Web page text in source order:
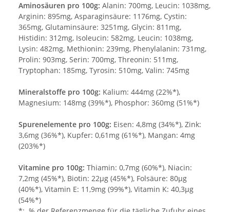
Aminosäuren pro 100g: Alanin: 700mg, Leucin: 1038mg,
Arginin: 895mg, Asparaginsäure: 1176mg, Cystin:
365mg, Glutaminsäure: 3251mg, Glycin: 811mg,
Histidin: 312mg, Isoleucin: 582mg, Leucin: 1038mg,
Lysin: 482mg, Methionin: 239mg, Phenylalanin: 731mg,
Prolin: 903mg, Serin: 700mg, Threonin: 511mg,
Tryptophan: 185mg, Tyrosin: 510mg, Valin: 745mg
Mineralstoffe pro 100g: Kalium: 444mg (22%*),
Magnesium: 148mg (39%*), Phosphor: 360mg (51%*)
Spurenelemente pro 100g: Eisen: 4,8mg (34%*), Zink:
3,6mg (36%*), Kupfer: 0,61mg (61%*), Mangan: 4mg
(203%*)
Vitamine pro 100g: Thiamin: 0,7mg (60%*), Niacin:
7,2mg (45%*), Biotin: 22µg (45%*), Folsäure: 80µg
(40%*), Vitamin E: 11,9mg (99%*), Vitamin K: 40,3µg
(54%*)